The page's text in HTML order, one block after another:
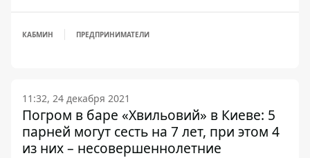
КАБМИН ПРЕДПРИНИМАТЕЛИ
11:32, 24 декабря 2021
Погром в баре «Хвильовий» в Киеве: 5
парней могут сесть на 7 лет, при этом 4
из них – несовершеннолетние